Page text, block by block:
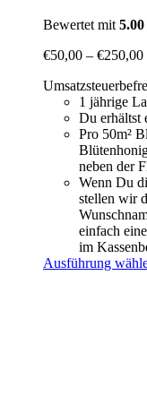
Bewertet mit 5.00
€50,00 – €250,00
1 jährige
Du erhältst
Pro 50m²
neben der
Wenn Du
stellen wir
einfach
im
Ausführung